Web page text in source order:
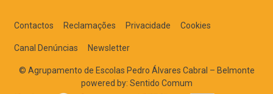
Contactos Reclamações Privacidade Cookies
Canal Denúncias Newsletter
© Agrupamento de Escolas Pedro Álvares Cabral – Belmonte
powered by: Sentido Comum